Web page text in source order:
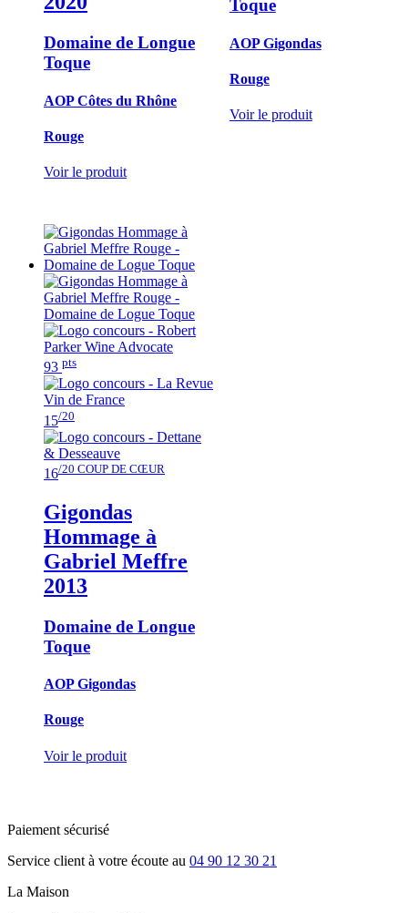
Domaine de Longue
Toque
AOP Côtes du Rhône
Rouge
Voir le produit
Toque
AOP Gigondas
Rouge
Voir le produit
93 pts
15/20
16/20 COUP DE CŒUR
Gigondas
Hommage à
Gabriel Meffre
2013
Domaine de Longue
Toque
AOP Gigondas
Rouge
Voir le produit
Paiement sécurisé
Service client à votre écoute au 04 90 12 30 21
La Maison